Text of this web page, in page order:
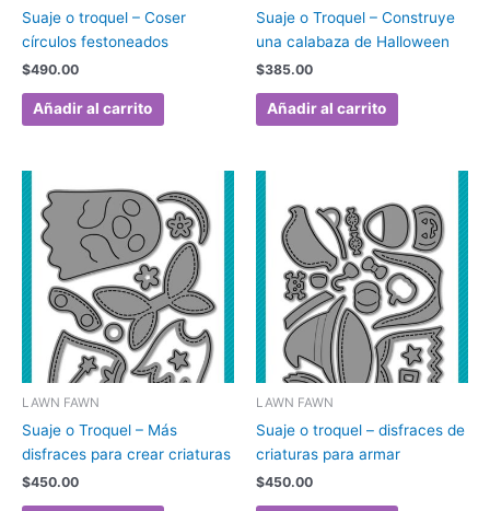
Suaje o troquel – Coser
círculos festoneados
$490.00
Añadir al carrito
Suaje o Troquel – Construye
una calabaza de Halloween
$385.00
Añadir al carrito
LAWN FAWN
Suaje o Troquel – Más
disfraces para crear criaturas
$450.00
LAWN FAWN
Suaje o troquel – disfraces de
criaturas para armar
$450.00